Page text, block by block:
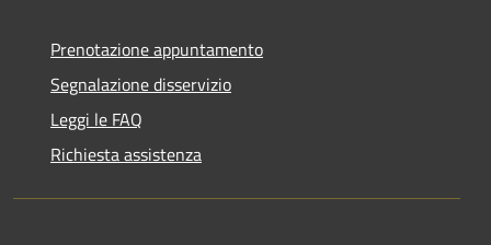
Prenotazione appuntamento
Segnalazione disservizio
Leggi le FAQ
Richiesta assistenza